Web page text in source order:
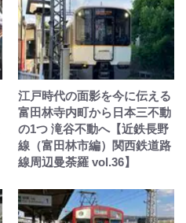
江戸時代の面影を今に伝える
富田林寺内町から日本三不動
の1つ 滝谷不動へ【近鉄長野
線（富田林市編）関西鉄道路
線周辺曼荼羅 vol.36】